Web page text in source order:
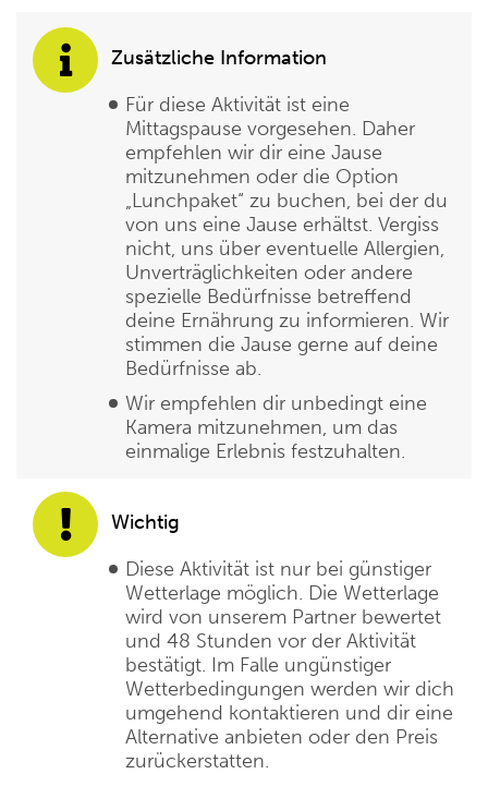
Zusätzliche Information
Für diese Aktivität ist eine
Mittagspause vorgesehen. Daher
empfehlen wir dir eine Jause
mitzunehmen oder die Option
„Lunchpaket“ zu buchen, bei der du
von uns eine Jause erhältst. Vergiss
nicht, uns über eventuelle Allergien,
Unverträglichkeiten oder andere
spezielle Bedürfnisse betreffend
deine Ernährung zu informieren. Wir
stimmen die Jause gerne auf deine
Bedürfnisse ab.
Wir empfehlen dir unbedingt eine
Kamera mitzunehmen, um das
einmalige Erlebnis festzuhalten.
Wichtig
Diese Aktivität ist nur bei günstiger
Wetterlage möglich. Die Wetterlage
wird von unserem Partner bewertet
und 48 Stunden vor der Aktivität
bestätigt. Im Falle ungünstiger
Wetterbedingungen werden wir dich
umgehend kontaktieren und dir eine
Alternative anbieten oder den Preis
zurückerstatten.